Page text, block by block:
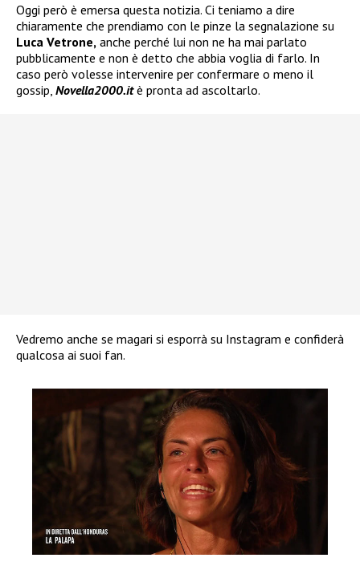
Oggi però è emersa questa notizia. Ci teniamo a dire
chiaramente che prendiamo con le pinze la segnalazione su
Luca Vetrone, anche perché lui non ne ha mai parlato
pubblicamente e non è detto che abbia voglia di farlo. In
caso però volesse intervenire per confermare o meno il
gossip, Novella2000.itè pronta ad ascoltarlo.
Vedremo anche se magari si esporrà su Instagram e confiderà
qualcosa ai suoi fan.